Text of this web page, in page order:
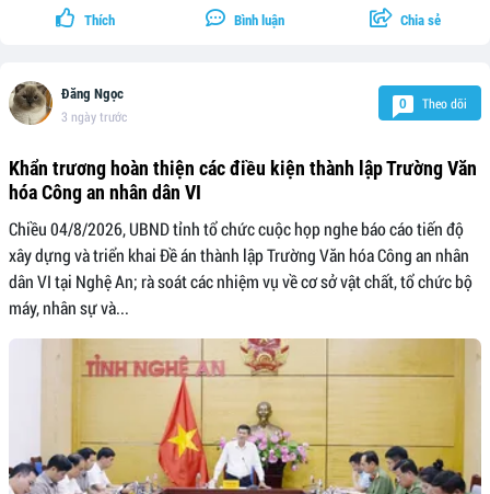
Thích Bình luận Chia sẻ
Đăng Ngọc
3 ngày trước
0 Theo dõi
Khẩn trương hoàn thiện các điều kiện thành lập Trường Văn
hóa Công an nhân dân VI
Chiều 04/8/2026, UBND tỉnh tổ chức cuộc họp nghe báo cáo tiến độ
xây dựng và triển khai Đề án thành lập Trường Văn hóa Công an nhân
dân VI tại Nghệ An; rà soát các nhiệm vụ về cơ sở vật chất, tổ chức bộ
máy, nhân sự và...